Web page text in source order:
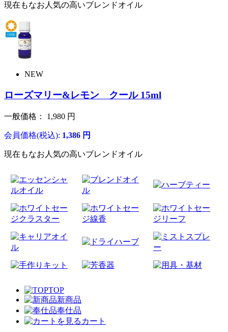
現在もなお人気の高いブレンドオイル
NEW
ローズマリー&レモン クール 15ml
一般価格： 1,980 円
会員価格(税込): 1,386 円
現在もなお人気の高いブレンドオイル
TOP
新商品
奉仕品
カート